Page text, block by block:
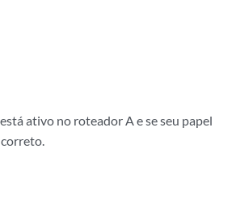
ativo no roteador A e se seu papel